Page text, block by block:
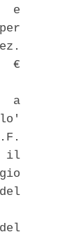
e
€
a
il